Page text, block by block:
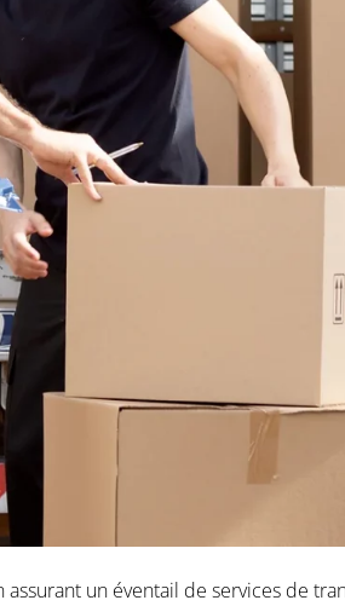
un éventail de services de